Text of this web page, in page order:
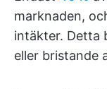
marknaden,
intäkter. Detta
eller bristande